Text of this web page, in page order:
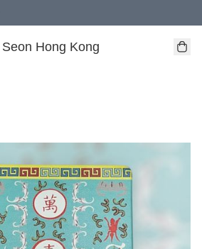
Hong Kong